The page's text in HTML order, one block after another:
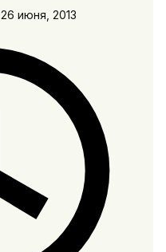
26 июня, 2013